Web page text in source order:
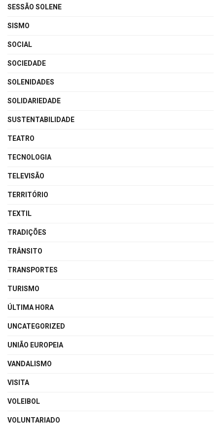
SESSÃO SOLENE
SISMO
SOCIAL
SOCIEDADE
SOLENIDADES
SOLIDARIEDADE
SUSTENTABILIDADE
TEATRO
TECNOLOGIA
TELEVISÃO
TERRITÓRIO
TEXTIL
TRADIÇÕES
TRÂNSITO
TRANSPORTES
TURISMO
ÚLTIMA HORA
UNCATEGORIZED
UNIÃO EUROPEIA
VANDALISMO
VISITA
VOLEIBOL
VOLUNTARIADO